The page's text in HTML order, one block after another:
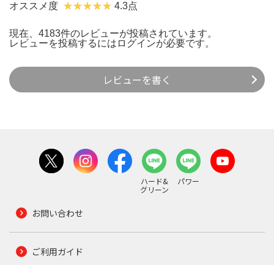
オススメ度 4.3点
現在、4183件のレビューが投稿されています。
レビューを投稿するには ログインが必要です。
レビューを書く
ハード&
グリーン
パワー
お問い合わせ
ご利用ガイド